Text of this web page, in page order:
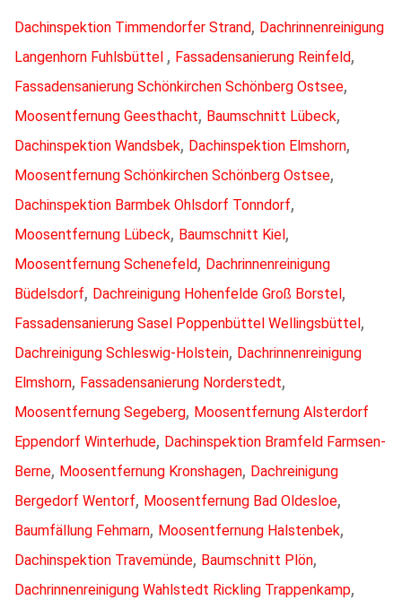
Dachinspektion Timmendorfer Strand, Dachrinnenreinigung
Langenhorn Fuhlsbüttel , Fassadensanierung Reinfeld,
Fassadensanierung Schönkirchen Schönberg Ostsee,
Moosentfernung Geesthacht, Baumschnitt Lübeck,
Dachinspektion Wandsbek, Dachinspektion Elmshorn,
Moosentfernung Schönkirchen Schönberg Ostsee,
Dachinspektion Barmbek Ohlsdorf Tonndorf,
Moosentfernung Lübeck, Baumschnitt Kiel,
Moosentfernung Schenefeld, Dachrinnenreinigung
Büdelsdorf, Dachreinigung Hohenfelde Groß Borstel,
Fassadensanierung Sasel Poppenbüttel Wellingsbüttel,
Dachreinigung Schleswig-Holstein, Dachrinnenreinigung
Elmshorn, Fassadensanierung Norderstedt,
Moosentfernung Segeberg, Moosentfernung Alsterdorf
Eppendorf Winterhude, Dachinspektion Bramfeld Farmsen-
Berne, Moosentfernung Kronshagen, Dachreinigung
Bergedorf Wentorf, Moosentfernung Bad Oldesloe,
Baumfällung Fehmarn, Moosentfernung Halstenbek,
Dachinspektion Travemünde, Baumschnitt Plön,
Dachrinnenreinigung Wahlstedt Rickling Trappenkamp,